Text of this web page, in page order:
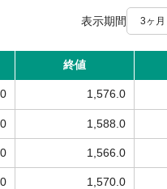
表示期間 3ヶ月
終値
1,576.0
1,588.0
1,566.0
1,570.0